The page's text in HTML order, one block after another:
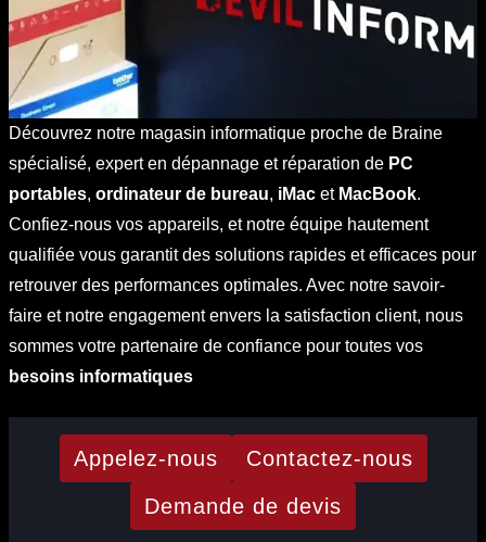
Découvrez notre magasin informatique proche de Braine
spécialisé, expert en dépannage et réparation de PC
portables, ordinateur de bureau, iMac et MacBook.
Confiez-nous vos appareils, et notre équipe hautement
qualifiée vous garantit des solutions rapides et efficaces pour
retrouver des performances optimales. Avec notre savoir-
faire et notre engagement envers la satisfaction client, nous
sommes votre partenaire de confiance pour toutes vos
besoins informatiques
Appelez-nous
Contactez-nous
Demande de devis